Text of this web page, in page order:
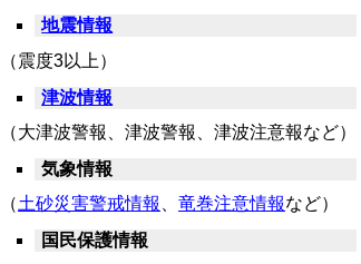
地震情報
（震度3以上）
津波情報
（大津波警報、津波警報、津波注意報など）
気象情報
（土砂災害警戒情報 竜巻注意情報など）
国民保護情報